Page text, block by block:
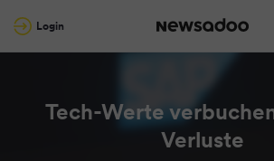
Login
Tech-Werte
Verluste